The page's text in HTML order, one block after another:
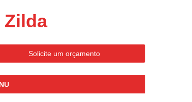
Portatil Philco
Portatil
Portatil Philco
Portatil
Zilda
Solicite um orçamento